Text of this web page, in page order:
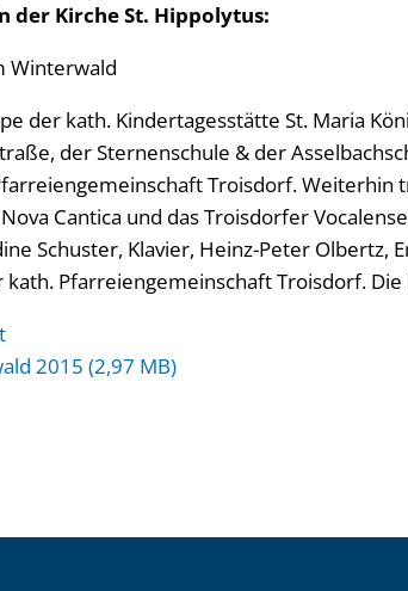
der Kirche St. Hippolytus:
Winterwald
der kath. Kindertagesstätte St. Maria
der Sternenschule & der
Troisdorf. Weiterhin
Cantica und das Troisdorfer
Schuster, Klavier, Heinz-Peter Olbertz,
Pfarreiengemeinschaft Troisdorf.
2015 (2,97 MB)